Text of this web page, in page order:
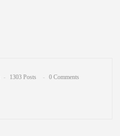
1303 Posts 0 Comments